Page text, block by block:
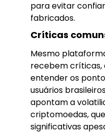
para evitar
fabricados.
Críticas
Mesmo
recebem críticas,
entender os
usuários
apontam a
criptomoedas,
significativas